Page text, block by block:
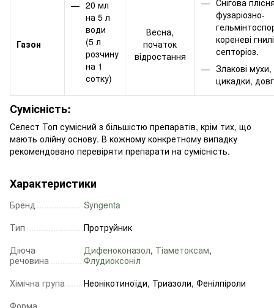
Газон
20 мл
на 5 л
води
(5 л
розчину
на 1
сотку)
Весна,
початок
відростання
фузаріозно-
кореневі
септоріоз.
Злакові
цикадки,
Сумісність:
Селест Топ сумісний з більшістю препаратів, крім тих, що
мають олійну основу. В кожному конкретному випадку
рекомендовано перевіряти препарати на сумісність.
Характеристики
Бренд
Syngenta
Тип
Протруйник
Діюча
речовина
Дифеноконазол, Тіаметоксам,
Флудиоксоніл
Хімічна група
Неонікотиноїди, Триазоли, Фенілпіроли